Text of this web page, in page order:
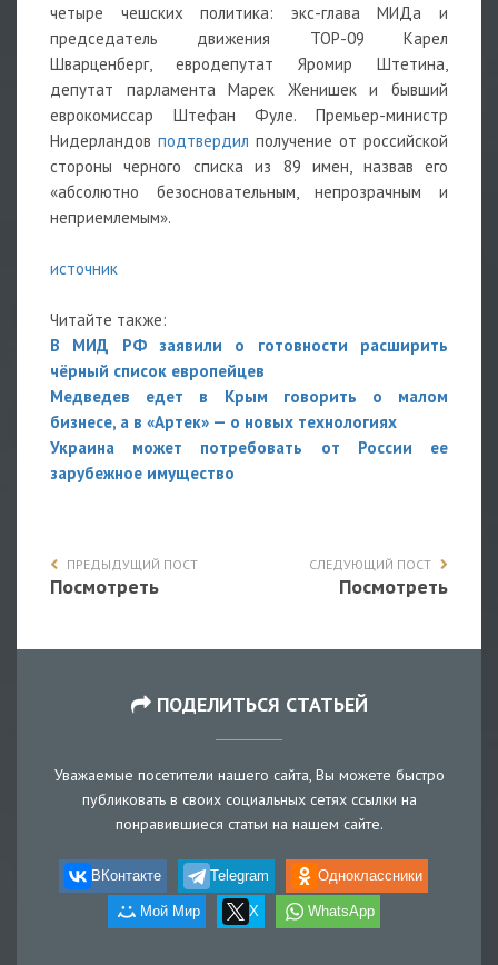
четыре чешских политика: экс-глава МИДа и
председатель движения ТОР-09 Карел
Шварценберг, евродепутат Яромир Штетина,
депутат парламента Марек Женишек и бывший
еврокомиссар Штефан Фуле. Премьер-министр
Нидерландов подтвердил получение от российской
стороны черного списка из 89 имен, назвав его
«абсолютно безосновательным, непрозрачным и
неприемлемым».
источник
Читайте также:
В МИД РФ заявили о готовности расширить
чёрный список европейцев
Медведев едет в Крым говорить о малом
бизнесе, а в «Артек» — о новых технологиях
Украина может потребовать от России ее
зарубежное имущество
ПРЕДЫДУЩИЙ ПОСТ
Посмотреть
СЛЕДУЮЩИЙ ПОСТ
Посмотреть
ПОДЕЛИТЬСЯ СТАТЬЕЙ
Уважаемые посетители нашего сайта, Вы можете быстро
публиковать в своих социальных сетях ссылки на
понравившиеся статьи на нашем сайте.
ВКонтакте Telegram Одноклассники
Мой Мир X WhatsApp